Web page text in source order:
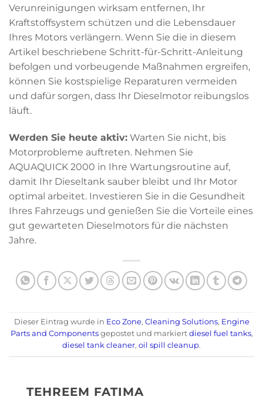
Verunreinigungen wirksam entfernen, Ihr
Kraftstoffsystem schützen und die Lebensdauer
Ihres Motors verlängern. Wenn Sie die in diesem
Artikel beschriebene Schritt-für-Schritt-Anleitung
befolgen und vorbeugende Maßnahmen ergreifen,
können Sie kostspielige Reparaturen vermeiden
und dafür sorgen, dass Ihr Dieselmotor reibungslos
läuft.
Werden Sie heute aktiv: Warten Sie nicht, bis
Motorprobleme auftreten. Nehmen Sie
AQUAQUICK 2000 in Ihre Wartungsroutine auf,
damit Ihr Dieseltank sauber bleibt und Ihr Motor
optimal arbeitet. Investieren Sie in die Gesundheit
Ihres Fahrzeugs und genießen Sie die Vorteile eines
gut gewarteten Dieselmotors für die nächsten
Jahre.
Dieser Eintrag wurde in Eco Zone, Cleaning Solutions, Engine
Parts and Componentsgepostet und markiert diesel fuel tanks,
diesel tank cleaner, oil spill cleanup.
TEHREEM FATIMA